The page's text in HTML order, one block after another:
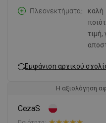
Πλεονεκτήματα:
καλή
τιμή,
Εμφάνιση αρχικού
Η αξιολόγηση
CezaS